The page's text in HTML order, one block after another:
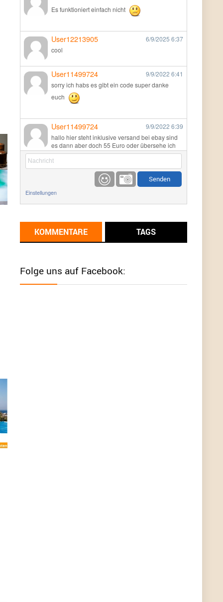
Es funktioniert einfach nicht
User12213905 6/9/2025 6:37
cool
User11499724 9/9/2022 6:41
sorry ich habs es gibt ein code super danke
euch
User11499724 9/9/2022 6:39
hallo hier steht inklusive versand bei ebay sind
es dann aber doch 55 Euro oder übersehe ich
etwas
9/1/20226:17
Ich glaube du hast den Sinn eines
Schnäppchenblogs noch immer nicht
Günni 9/1/2022
meisten Deals sind Tagespreise!
Einstellungen
KOMMENTARE TAGS
Folge uns auf Facebook: